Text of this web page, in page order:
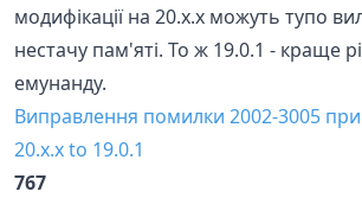
модифікації на 20.x.х можуть тупо
нестачу пам'яті. То ж 19.0.1 - краще
емунанду.
Виправлення помилки 2002-3005 при
20.x.x to 19.0.1
767